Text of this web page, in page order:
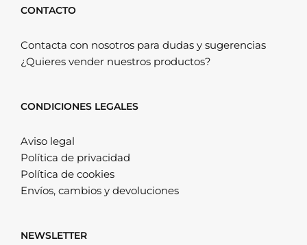
CONTACTO
Contacta con nosotros para dudas y sugerencias
¿Quieres vender nuestros productos?
CONDICIONES LEGALES
Aviso legal
Política de privacidad
Política de cookies
Envíos, cambios y devoluciones
NEWSLETTER